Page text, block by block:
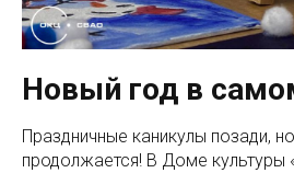
Новый год в
Праздничные каникулы позади,
продолжается! В Доме культуры